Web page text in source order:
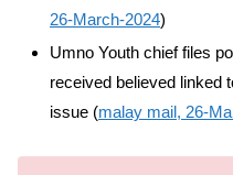
26-March-2024)
Umno Youth chief files
received believed linked
issue (malay mail, 26-